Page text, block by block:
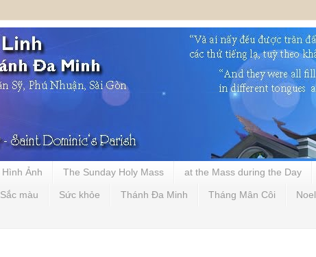
Hình Ảnh The Sunday Holy Mass at the Mass during the Day
Sắc màu Sức khỏe Thánh Đa Minh Tháng Mân Côi Noel